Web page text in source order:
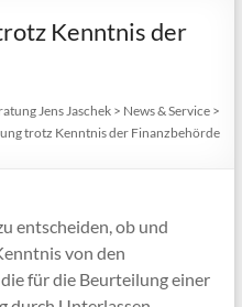
Kenntnis der
Jens Jaschek> News & Service >
trotz Kenntnis der Finanzbehörde
entscheiden, ob und
von den
für die Beurteilung einer